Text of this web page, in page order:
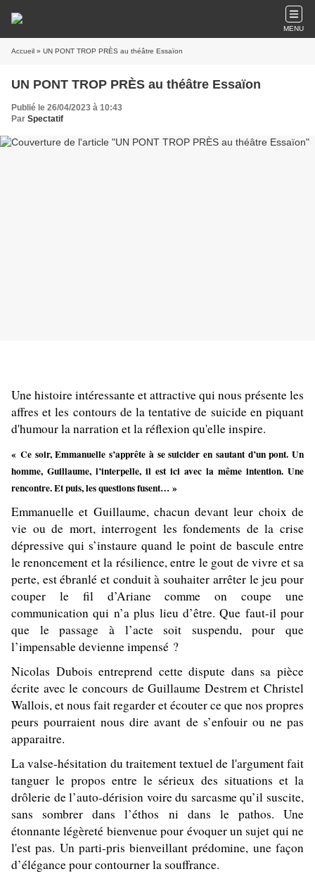
MENU
Accueil » UN PONT TROP PRÈS au théâtre Essaïon
UN PONT TROP PRÈS au théâtre Essaïon
Publié le 26/04/2023 à 10:43
Par Spectatif
Une histoire intéressante et attractive qui nous présente les
affres et les contours de la tentative de suicide en piquant
d'humour la narration et la réflexion qu'elle inspire.
« Ce soir, Emmanuelle s’apprête à se suicider en sautant d’un pont. Un
homme, Guillaume, l’interpelle, il est ici avec la même intention. Une
rencontre. Et puis, les questions fusent… »
Emmanuelle et Guillaume, chacun devant leur choix de
vie ou de mort, interrogent les fondements de la crise
dépressive qui s’instaure quand le point de bascule entre
le renoncement et la résilience, entre le gout de vivre et sa
perte, est ébranlé et conduit à souhaiter arrêter le jeu pour
couper le fil d’Ariane comme on coupe une
communication qui n’a plus lieu d’être. Que faut-il pour
que le passage à l’acte soit suspendu, pour que
l’impensable devienne impensé ?
Nicolas Dubois entreprend cette dispute dans sa pièce
écrite avec le concours de Guillaume Destrem et Christel
Wallois, et nous fait regarder et écouter ce que nos propres
peurs pourraient nous dire avant de s’enfouir ou ne pas
apparaitre.
La valse-hésitation du traitement textuel de l'argument fait
tanguer le propos entre le sérieux des situations et la
drôlerie de l’auto-dérision voire du sarcasme qu’il suscite,
sans sombrer dans l’éthos ni dans le pathos. Une
étonnante légèreté bienvenue pour évoquer un sujet qui ne
l'est pas. Un parti-pris bienveillant prédomine, une façon
d’élégance pour contourner la souffrance.